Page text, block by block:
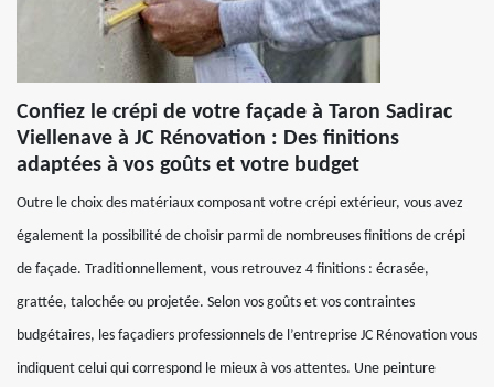
Confiez le crépi de votre façade à Taron Sadirac
Viellenave à JC Rénovation : Des finitions
adaptées à vos goûts et votre budget
Outre le choix des matériaux composant votre crépi extérieur, vous avez
également la possibilité de choisir parmi de nombreuses finitions de crépi
de façade. Traditionnellement, vous retrouvez 4 finitions : écrasée,
grattée, talochée ou projetée. Selon vos goûts et vos contraintes
budgétaires, les façadiers professionnels de l’entreprise JC Rénovation vous
indiquent celui qui correspond le mieux à vos attentes. Une peinture